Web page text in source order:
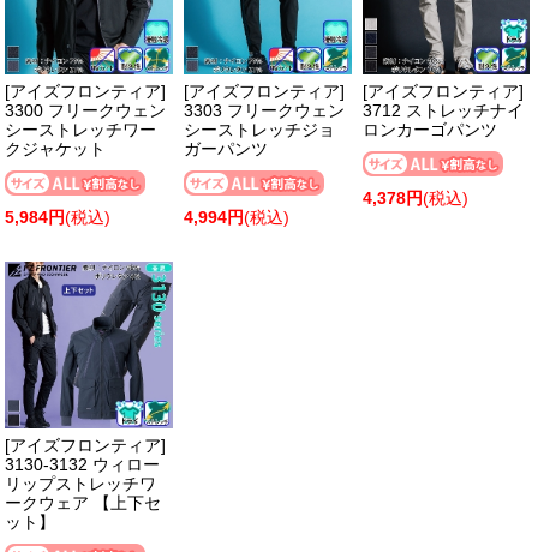
[アイズフロンティア]
3300 フリークウェン
シーストレッチワー
クジャケット
5,984円(税込)
[アイズフロンティア]
3303 フリークウェン
シーストレッチジョ
ガーパンツ
4,994円(税込)
[アイズフロンティア]
3712 ストレッチナイ
ロンカーゴパンツ
4,378円(税込)
[アイズフロンティア]
3130-3132 ウィロー
リップストレッチワ
ークウェア 【上下セ
ット】